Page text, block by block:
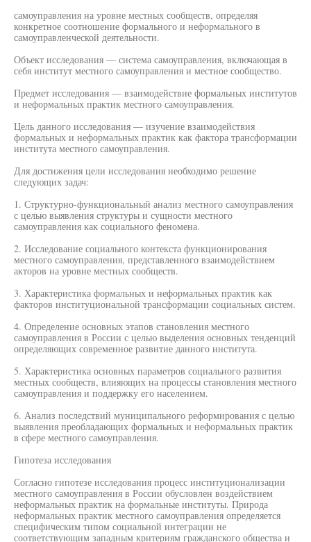
самоуправления на уровне местных сообществ, определяя
конкретное соотношение формального и неформального в
самоуправленческой деятельности.
Объект исследования — система самоуправления, включающая в
себя институт местного самоуправления и местное сообщество.
Предмет исследования — взаимодействие формальных институтов
и неформальных практик местного самоуправления.
Цель данного исследования — изучение взаимодействия
формальных и неформальных практик как фактора трансформации
института местного самоуправления.
Для достижения цели исследования необходимо решение
следующих задач:
1. Структурно-функциональный анализ местного самоуправления
с целью выявления структуры и сущности местного
самоуправления как социального феномена.
2. Исследование социального контекста функционирования
местного самоуправления, представленного взаимодействием
акторов на уровне местных сообществ.
3. Характеристика формальных и неформальных практик как
факторов институциональной трансформации социальных систем.
4. Определение основных этапов становления местного
самоуправления в России с целью выделения основных тенденций
определяющих современное развитие данного института.
5. Характеристика основных параметров социального развития
местных сообществ, влияющих на процессы становления местного
самоуправления и поддержку его населением.
6. Анализ последствий муниципального реформирования с целью
выявления преобладающих формальных и неформальных практик
в сфере местного самоуправления.
Гипотеза исследования
Согласно гипотезе исследования процесс институционализации
местного самоуправления в России обусловлен воздействием
неформальных практик на формальные институты. Природа
неформальных практик местного самоуправления определяется
специфическим типом социальной интеграции не
соответствующим западным критериям гражданского общества и